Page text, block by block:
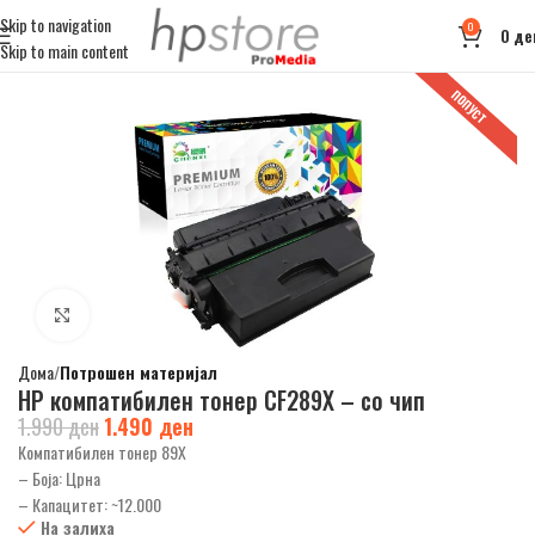
Skip to navigation
Skip to main content
0 0
Click to enlarge
ПОПУСТ
Дома Потрошен материјал
HP компатибилен тонер CF289X – со чип
1.990ден1.490 ден
Компатибилен тонер 89X
– Боја: Црна
– Капацитет: ~12.000
На залиха